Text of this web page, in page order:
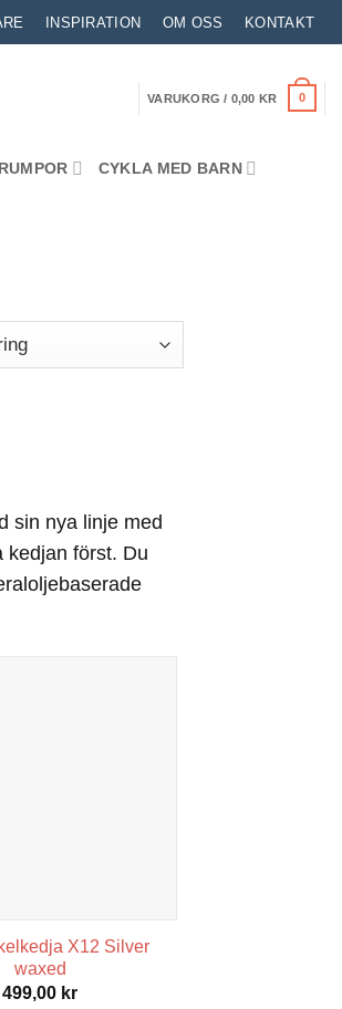
INSPIRATION OM OSS KONTAKT
VARUKORG / 0,00 KR 0
CYKLA MED BARN
sin nya linje med
kedjan först. Du
X12 Silver
waxed
499,00 kr